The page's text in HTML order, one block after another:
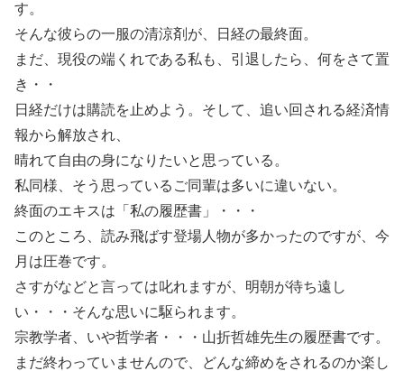
す。
そんな彼らの一服の清涼剤が、日経の最終面。
まだ、現役の端くれである私も、引退したら、何をさて置
き・・
日経だけは購読を止めよう。そして、追い回される経済情
報から解放され、
晴れて自由の身になりたいと思っている。
私同様、そう思っているご同輩は多いに違いない。
終面のエキスは「私の履歴書」・・・
このところ、読み飛ばす登場人物が多かったのですが、今
月は圧巻です。
さすがなどと言っては叱れますが、明朝が待ち遠し
い・・・そんな思いに駆られます。
宗教学者、いや哲学者・・・山折哲雄先生の履歴書です。
まだ終わっていませんので、どんな締めをされるのか楽し